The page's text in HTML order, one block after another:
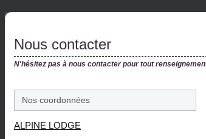
Nous contacter
N'hésitez pas à nous contacter pour tout
Nos coordonnées
ALPINE LODGE